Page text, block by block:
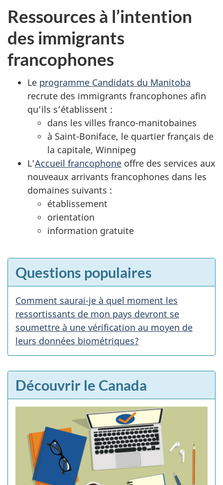
Ressources à l’intention
des immigrants
francophones
Le programme Candidats du Manitoba
recrute des immigrants francophones afin
qu’ils s’établissent :
dans les villes franco-manitobaines
à Saint-Boniface, le quartier français de
la capitale, Winnipeg
L’Accueil francophone offre des services aux
nouveaux arrivants francophones dans les
domaines suivants :
établissement
orientation
information gratuite
E
n
v
e
d
e
t
Questions populaires
Comment saurai-je à quel moment les
ressortissants de mon pays devront se
soumettre à une vérification au moyen de
leurs données biométriques?
Découvrir le Canada